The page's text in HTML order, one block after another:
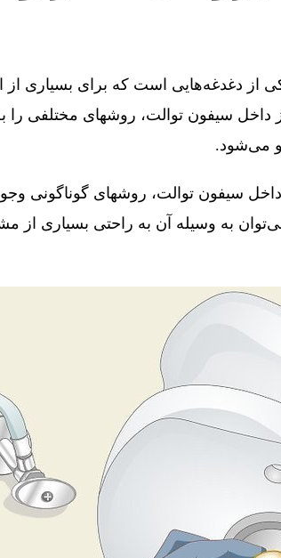
از دغدغه‌هایی است که برای بسیاری
سیفون توالت، روشهای مختلفی را
می‌شود.
داخل سیفون توالت، روشهای گوناگونی
به وسیله آن به راحتی بسیاری از